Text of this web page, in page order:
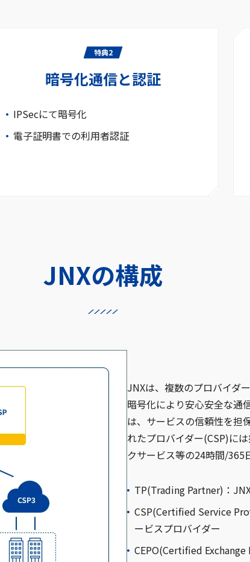
特典2
暗号化通信と認証
IPSecにて暗号化
電子証明書での利用者認証
JNXの構成
JNXは、複数のプロバイダ
暗号化により安心安全な通
は、サービスの信頼性を担
れたプロバイダー(CSP)に
クサービス等の24時間/
TP(Trading Partner)：
CSP(Certified Service
ービスプロバイダー
CEPO(Certified